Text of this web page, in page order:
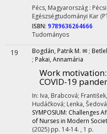
Pécs, Magyarország :
Egészségtudományi Kar
ISBN: 9789636264666
Tudományos
19 Bogdán, Patrik M. ✉ ;
; Pakai, Annamária
Work
COVID-19
In: Iva, Brabcová;
Hudáčková; Lenka,
SYMPOSIUM: Challenges
of Nurses in Modern
(2025) pp. 14-14. , 1 p.